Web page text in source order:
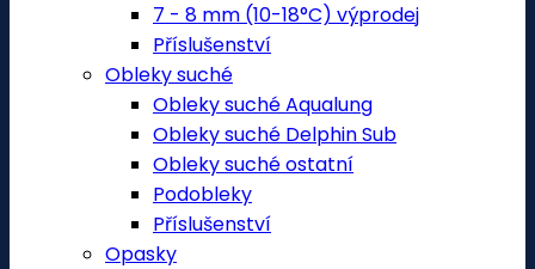
7 - 8 mm (10-18°C) výprodej
Příslušenství
Obleky suché
Obleky suché Aqualung
Obleky suché Delphin Sub
Obleky suché ostatní
Podobleky
Příslušenství
Opasky